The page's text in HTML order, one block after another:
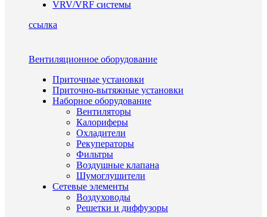
VRV/VRF системы
ссылка
Вентиляционное оборудование
Приточные установки
Приточно-вытяжные установки
Наборное оборудование
Вентиляторы
Калориферы
Охладители
Рекуператоры
Фильтры
Воздушные клапана
Шумоглушители
Сетевые элементы
Воздуховоды
Решетки и диффузоры